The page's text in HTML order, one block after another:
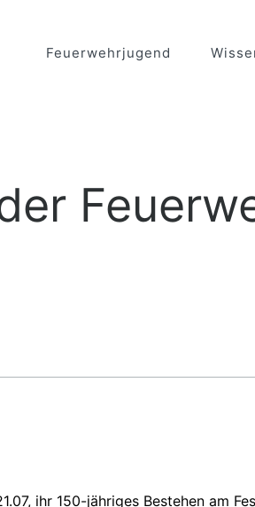
Feuerwehrjugend
ihr 150-jähriges Bestehen am